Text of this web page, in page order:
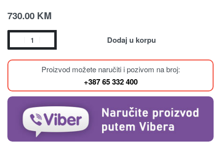
730.00 KM
Dodaj u korpu
Proizvod možete naručiti i pozivom na broj:
+387 65 332 400